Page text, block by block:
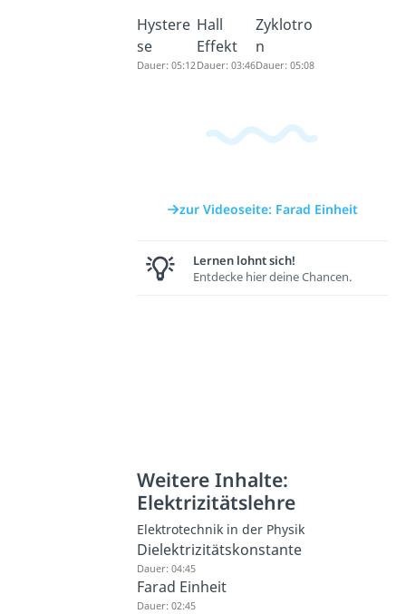
Hystere
se
Dauer: 05:12
Hall
Effekt
Dauer: 03:46
Zyklotro
n
Dauer: 05:08
zur Videoseite: Farad Einheit
Lernen lohnt sich!
Entdecke hier deine Chancen.
Weitere Inhalte:
Elektrizitätslehre
Elektrotechnik in der Physik
Dielektrizitätskonstante
Dauer: 04:45
Farad Einheit
Dauer: 02:45